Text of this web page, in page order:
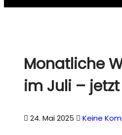
Monatliche
im Juli –
24. Mai 2025 Keine